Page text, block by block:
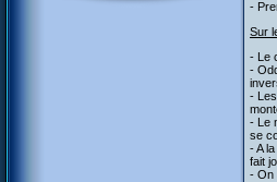
-
Sur
- Le
-
-
- Le
se
- A
fait
- On